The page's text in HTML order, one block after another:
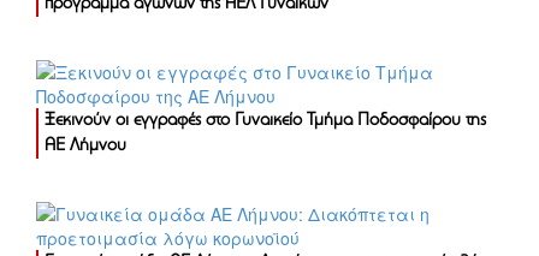
πρόγραμμα αγώνων της ΑΕΛ Γυναικών
Ξεκινούν οι εγγραφές στο Γυναικείο Τμήμα Ποδοσφαίρου της
ΑΕ Λήμνου